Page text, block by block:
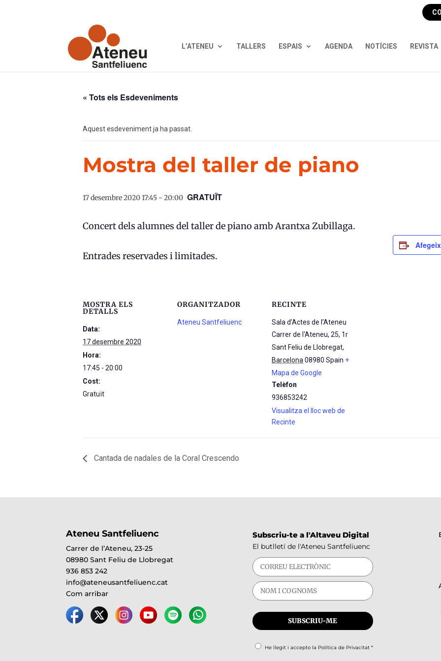
L’ATENEU TALLERS ESPAIS AGENDA NOTÍCIES REVISTA
« Tots els Esdeveniments
Aquest esdeveniment ja ha passat.
Mostra del taller de piano
17 desembre 2020 17:45 - 20:00 GRATUÏT
Concert dels alumnes del taller de piano amb Arantxa Zubillaga.
Entrades reservades i limitades.
MOSTRA ELS
DETALLS
Data:
17 desembre 2020
Hora:
17:45 - 20:00
Cost:
Gratuït
ORGANITZADOR
Ateneu Santfeliuenc
RECINTE
Sala d’Actes de l’Ateneu
Carrer de l'Ateneu, 25, 1r
Sant Feliu de Llobregat,
Barcelona 08980 Spain +
Mapa de Google
Telèfon
936853242
Visualitza el lloc web de
Recinte
Cantada de nadales de la Coral Crescendo
Ateneu Santfeliuenc
Carrer de l’Ateneu, 23-25
08980 Sant Feliu de Llobregat
936 853 242
info@ateneusantfeliuenc.cat
Com arribar
Subscriu-te a l'Altaveu Digital
El butlletí de l'Ateneu Santfeliuenc
He llegit i accepto la Política de Privacitat*